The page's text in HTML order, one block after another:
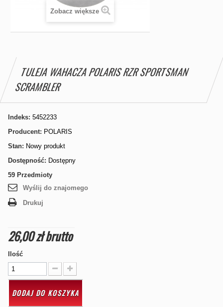
Zobacz większe
TULEJA WAHACZA POLARIS RZR SPORTSMAN
SCRAMBLER
Indeks: 5452233
Producent: POLARIS
Stan: Nowy produkt
Dostępność: Dostępny
59 Przedmioty
Wyślij do znajomego
Drukuj
26,00 złbrutto
Ilość
DODAJ DO KOSZYKA